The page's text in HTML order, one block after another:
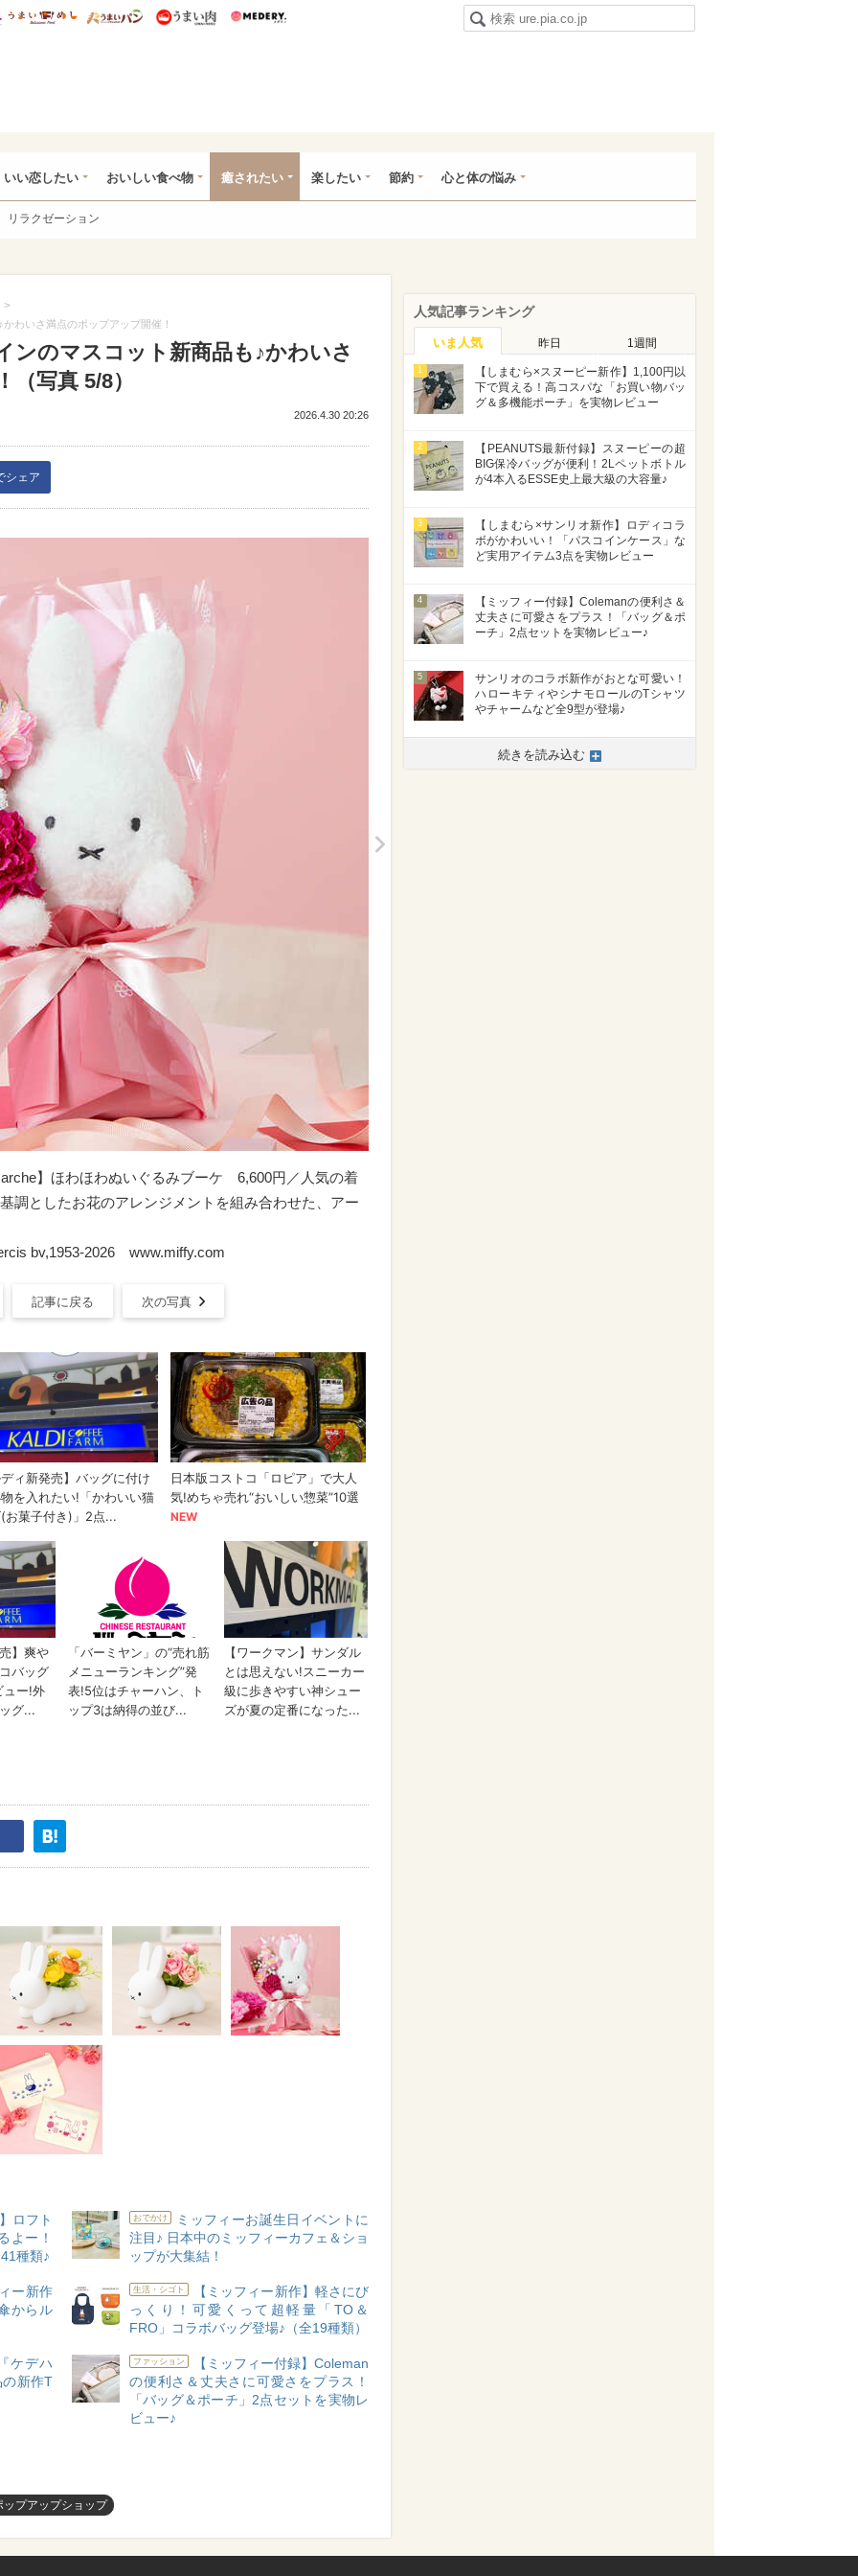
研 ディズニー特集
mimot. うまいめし うまいパン うまい肉
いい恋したい おいしい食べ物 癒されたい 楽したい 節約 心と体の悩み
リラクゼーション
>
わいさ満点のポップアップ開催！
ンのマスコット新商品も♪かわいさ
写真 5/8）
2026.4.30 20:26
シェア
】ほわほわぬいぐるみブーケ 6,600円／人気の着
調としたお花のアレンジメントを組み合わせた、アー
bv,1953-2026 www.miffy.com
記事に戻る 次の写真
ロフト
よー！
種類♪
おでかけ
ミッフィーお誕生日イベントに
注目♪ 日本中のミッフィーカフェ＆ショ
ップが大集結！
ー新作
からル
生活・シゴト
【ミッフィー新作】軽さにび
っくり！可愛くって超軽量「TO＆
FRO」コラボバッグ登場♪（全19種類）
ケデハ
の新作T
ファッション
【ミッフィー付録】Coleman
の便利さ＆丈夫さに可愛さをプラス！
「バッグ＆ポーチ」2点セットを実物レ
ビュー♪
ップアップショップ
人気記事ランキング
いま人気 昨日 1週間
1
【しまむら×スヌーピー新作】1,100円以
下で買える！高コスパな「お買い物バッ
グ＆多機能ポーチ」を実物レビュー
2
【PEANUTS最新付録】スヌーピーの超
BIG保冷バッグが便利！2Lペットボトル
が4本入るESSE史上最大級の大容量♪
3
【しまむら×サンリオ新作】ロディコラ
ボがかわいい！「パスコインケース」な
ど実用アイテム3点を実物レビュー
4
【ミッフィー付録】Colemanの便利さ＆
丈夫さに可愛さをプラス！「バッグ＆ポ
ーチ」2点セットを実物レビュー♪
5
サンリオのコラボ新作がおとな可愛い！
ハローキティやシナモロールのTシャツ
やチャームなど全9型が登場♪
続きを読み込む